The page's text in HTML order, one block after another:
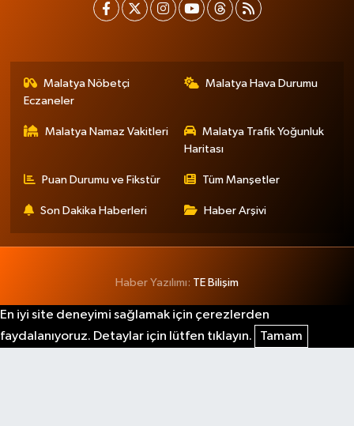
Malatya Nöbetçi
Eczaneler
Malatya Hava Durumu
Malatya Namaz Vakitleri
Malatya Trafik Yoğunluk
Haritası
Puan Durumu ve Fikstür Tüm Manşetler
Son Dakika Haberleri Haber Arşivi
Haber Yazılımı: TE Bilişim
En iyi site deneyimi sağlamak için çerezlerden
faydalanıyoruz. Detaylar için lütfen tıklayın.
Tamam